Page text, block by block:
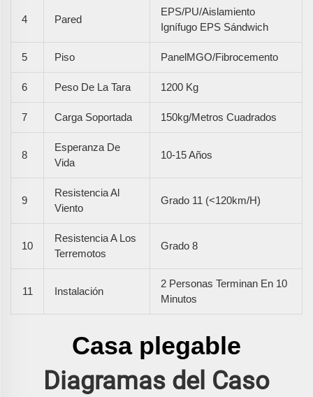
4 Pared
EPS/PU/Aislamiento
Ignífugo EPS Sándwich
5 Piso PanelMGO/Fibrocemento
6 Peso De La Tara 1200 Kg
7 Carga Soportada 150kg/metros Cuadrados
8
Esperanza De
Vida
10-15 Años
9
Resistencia Al
Viento
Grado 11 (<120km/h)
10
Resistencia A Los
Terremotos
Grado 8
11 Instalación
2 Personas Terminan En 10
Minutos
Casa plegable
Diagramas del Caso